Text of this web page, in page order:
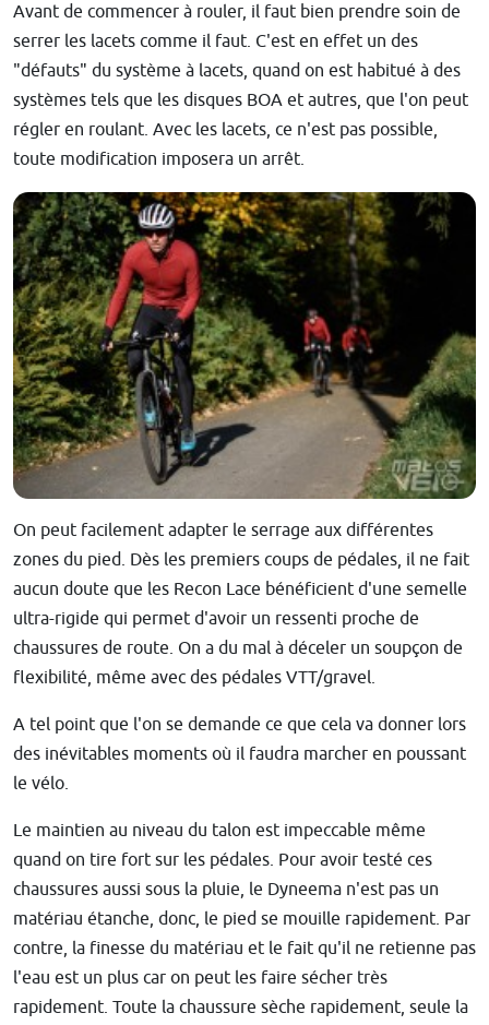
Avant de commencer à rouler, il faut bien prendre soin de
serrer les lacets comme il faut. C'est en effet un des
"défauts" du système à lacets, quand on est habitué à des
systèmes tels que les disques BOA et autres, que l'on peut
régler en roulant. Avec les lacets, ce n'est pas possible,
toute modification imposera un arrêt.
On peut facilement adapter le serrage aux différentes
zones du pied. Dès les premiers coups de pédales, il ne fait
aucun doute que les Recon Lace bénéficient d'une semelle
ultra-rigide qui permet d'avoir un ressenti proche de
chaussures de route. On a du mal à déceler un soupçon de
flexibilité, même avec des pédales VTT/gravel.
A tel point que l'on se demande ce que cela va donner lors
des inévitables moments où il faudra marcher en poussant
le vélo.
Le maintien au niveau du talon est impeccable même
quand on tire fort sur les pédales. Pour avoir testé ces
chaussures aussi sous la pluie, le Dyneema n'est pas un
matériau étanche, donc, le pied se mouille rapidement. Par
contre, la finesse du matériau et le fait qu'il ne retienne pas
l'eau est un plus car on peut les faire sécher très
rapidement. Toute la chaussure sèche rapidement, seule la